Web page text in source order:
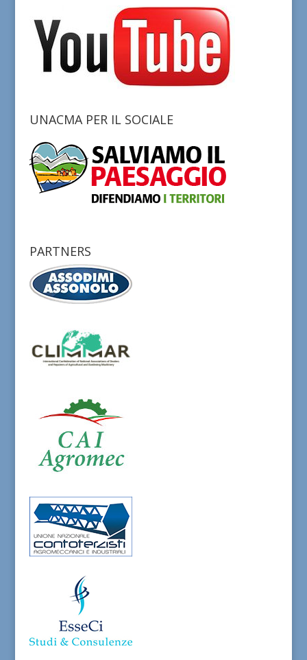
UNACMA PER IL SOCIALE
PARTNERS